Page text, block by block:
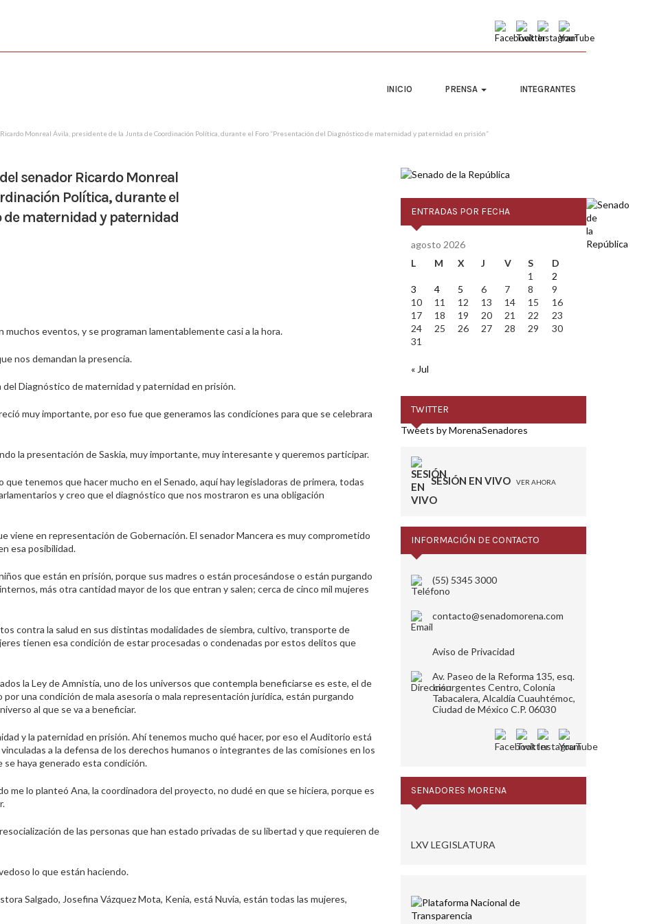
INICIO PRENSA INTEGRANTES
Monreal Ávila, presidente de la Junta de Coordinación Política, durante el Foro “Presentación del Diagnóstico de maternidad y paternidad en prisión”
senador Ricardo Monreal
Política, durante el
de maternidad y paternidad
muchos eventos, y se programan lamentablemente casi a la hora.
nos demandan la presencia.
Diagnóstico de maternidad y paternidad en prisión.
muy importante, por eso fue que generamos las condiciones para que se celebrara
la presentación de Saskia, muy importante, muy interesante y queremos participar.
tenemos que hacer mucho en el Senado, aquí hay legisladoras de primera, todas
y creo que el diagnóstico que nos mostraron es una obligación
viene en representación de Gobernación. El senador Mancera es muy comprometido
esa posibilidad.
que están en prisión, porque sus madres o están procesándose o están purgando
más otra cantidad mayor de los que entran y salen; cerca de cinco mil mujeres
contra la salud en sus distintas modalidades de siembra, cultivo, transporte de
tienen esa condición de estar procesadas o condenadas por estos delitos que
la Ley de Amnistía, uno de los universos que contempla beneficiarse es este, el de
una condición de mala asesoría o mala representación jurídica, están purgando
al que se va a beneficiar.
y la paternidad en prisión. Ahí tenemos mucho qué hacer, por eso el Auditorio está
a la defensa de los derechos humanos o integrantes de las comisiones en los
se haya generado esta condición.
me lo planteó Ana, la coordinadora del proyecto, no dudé en que se hiciera, porque es
de las personas que han estado privadas de su libertad y que requieren de
lo que están haciendo.
Salgado, Josefina Vázquez Mota, Kenia, está Nuvia, están todas las mujeres,
ENTRADAS POR FECHA
agosto 2026
L
M X J V S
D
1
2
3
4 5 6 7 8
9
10
11 12 13 14 15
16
17
18 19 20 21 22
23
24
25 26 27 28 29
30
31
« Jul
TWITTER
Tweets by MorenaSenadores
SESIÓN EN VIVO VER AHORA
INFORMACIÓN DE CONTACTO
(55) 5345 3000
contacto@senadomorena.com
Aviso de Privacidad
Av. Paseo de la Reforma 135, esq.
Insurgentes Centro, Colonia
Tabacalera, Alcaldía Cuauhtémoc,
Ciudad de México C.P. 06030
SENADORES MORENA
LXV LEGISLATURA